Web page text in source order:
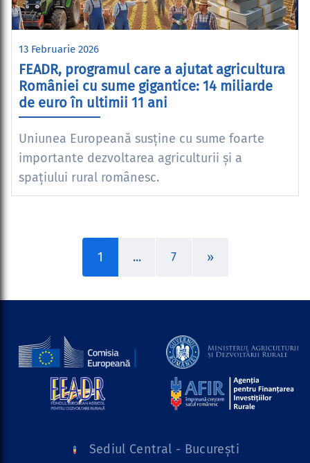
13 Februarie 2026
FEADR, programul care a ajutat agricultura
României cu sume gigantice: 14 miliarde
de euro în ultimii 11 ani
Uniunea Europeană susține cu sume foarte
importante dezvoltarea agriculturii și a
spațiului rural românesc.
1 ... 7 »
Sediul Central - București